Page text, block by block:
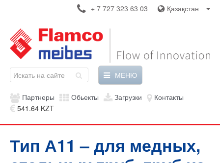
Қазақстан
+ 7 727 323 63 03
МЕНЮ
Партнеры Обьекты Загрузки
Контакты
541.64 KZT
Тип А11 – для медных,